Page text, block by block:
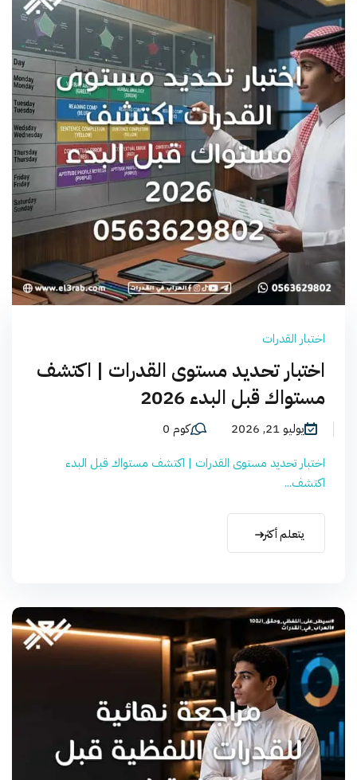
اختبار القدرات
اختبار تحديد مستوى القدرات | اكتشف
مستواك قبل البدء 2026
يوليو 21, 2026
كوم 0
اختبار تحديد مستوى القدرات | اكتشف مستواك قبل البدء
اكتشف...
يتعلم أكثر